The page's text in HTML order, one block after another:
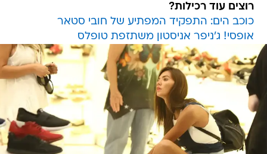
רוצים עוד רכילות?
כוכב הים: התפקיד המפתיע של חובי סטאר
אופסי! ג'ניפר אניסטון משתזפת טופלס